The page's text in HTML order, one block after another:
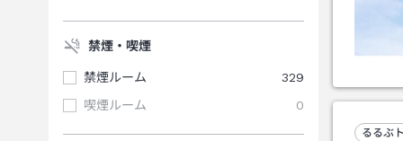
禁煙・喫煙
禁煙ルーム
329
喫煙ルーム
0
るるぶ